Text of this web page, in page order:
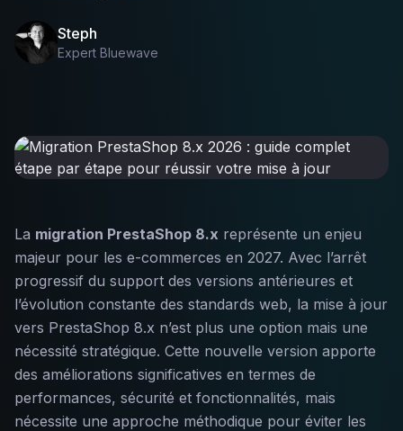
Steph
Expert Bluewave
La migration PrestaShop 8.x représente un enjeu
majeur pour les e-commerces en 2027. Avec l’arrêt
progressif du support des versions antérieures et
l’évolution constante des standards web, la mise à jour
vers PrestaShop 8.x n’est plus une option mais une
nécessité stratégique. Cette nouvelle version apporte
des améliorations significatives en termes de
performances, sécurité et fonctionnalités, mais
nécessite une approche méthodique pour éviter les